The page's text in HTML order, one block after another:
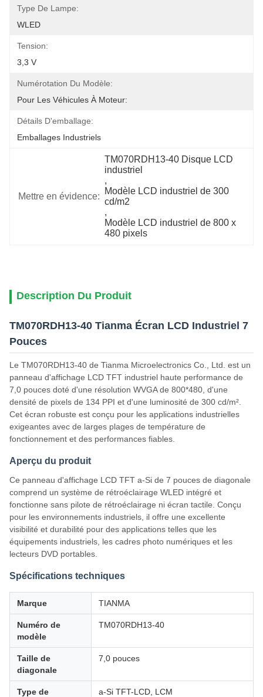
Type De Lampe:
WLED
Tension:
3,3 V
Numérotation Du Modèle:
Pour Les Véhicules À Moteur:
Détails D'emballage:
Emballages Industriels
Mettre en évidence:
TM070RDH13-40 Disque LCD
industriel
,
Modèle LCD industriel de 300
cd/m2
,
Modèle LCD industriel de 800 x
480 pixels
Description Du Produit
TM070RDH13-40 Tianma Écran LCD Industriel 7
Pouces
Le TM070RDH13-40 de Tianma Microelectronics Co., Ltd. est un
panneau d'affichage LCD TFT industriel haute performance de
7,0 pouces doté d'une résolution WVGA de 800*480, d'une
densité de pixels de 134 PPI et d'une luminosité de 300 cd/m².
Cet écran robuste est conçu pour les applications industrielles
exigeantes avec de larges plages de température de
fonctionnement et des performances fiables.
Aperçu du produit
Ce panneau d'affichage LCD TFT a-Si de 7 pouces de diagonale
comprend un système de rétroéclairage WLED intégré et
fonctionne sans pilote de rétroéclairage ni écran tactile. Conçu
pour les environnements industriels, il offre une excellente
visibilité et durabilité pour des applications telles que les
équipements industriels, les cadres photo numériques et les
lecteurs DVD portables.
Spécifications techniques
Marque TIANMA
Numéro de
modèle
TM070RDH13-40
Taille de
diagonale
7,0 pouces
Type de
a-Si TFT-LCD, LCM